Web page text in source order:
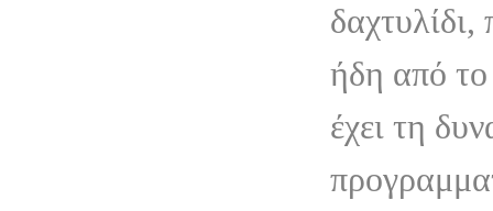
δαχτυλίδι,
ήδη από το
έχει τη